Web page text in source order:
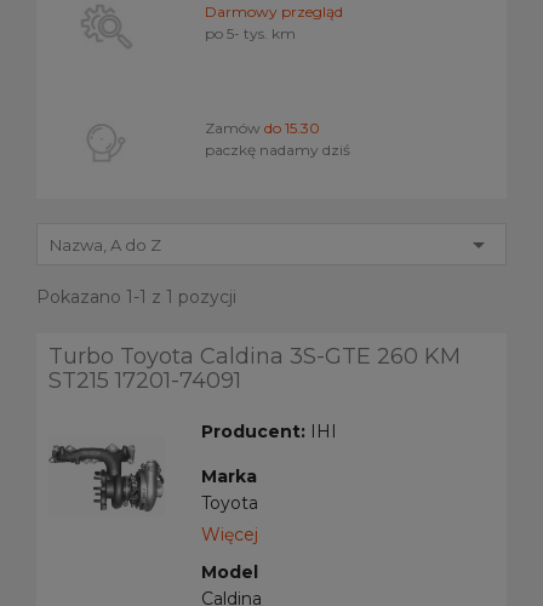
Darmowy przegląd
po 5- tys. km
Zamówdo 15.30
paczkę nadamy dziś
Nazwa, A do Z 
Pokazano 1-1 z 1 pozycji
Turbo Toyota Caldina 3S-GTE 260 KM
ST215 17201-74091
Producent: IHI
Marka
Toyota
Więcej
Model
Caldina